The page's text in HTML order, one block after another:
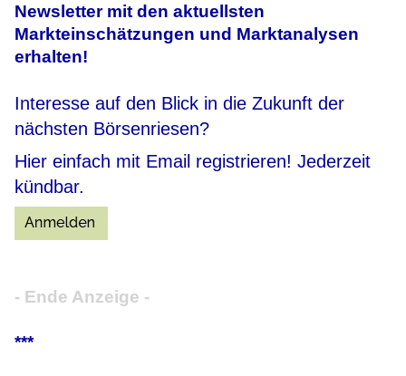
Newsletter mit den aktuellsten
Markteinschätzungen und Marktanalysen
erhalten!
Interesse auf den Blick in die Zukunft der
nächsten Börsenriesen?
Hier einfach mit Email registrieren! Jederzeit
kündbar.
- Ende Anzeige -
***